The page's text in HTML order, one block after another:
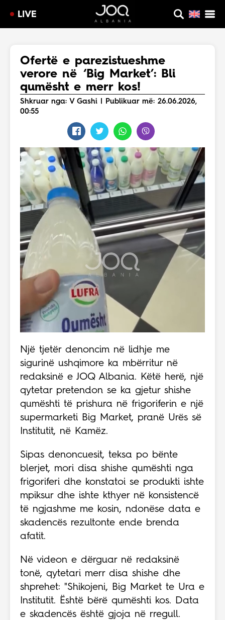
LIVE
Ofertë e parezistueshme
verore në ‘Big Market’: Bli
qumësht e merr kos!
Shkruar nga: V Gashi | Publikuar më: 26.06.2026,
00:55
Një tjetër denoncim në lidhje me
sigurinë ushqimore ka mbërritur në
redaksinë e JOQ Albania. Këtë herë, një
qytetar pretendon se ka gjetur shishe
qumështi të prishura në frigoriferin e një
supermarketi Big Market, pranë Urës së
Institutit, në Kamëz.
Sipas denoncuesit, teksa po bënte
blerjet, mori disa shishe qumështi nga
frigoriferi dhe konstatoi se produkti ishte
mpiksur dhe ishte kthyer në konsistencë
të ngjashme me kosin, ndonëse data e
skadencës rezultonte ende brenda
afatit.
Në videon e dërguar në redaksinë
tonë, qytetari merr disa shishe dhe
shprehet: "Shikojeni, Big Market te Ura e
Institutit. Është bërë qumështi kos. Data
e skadencës është gjoja në rregull.